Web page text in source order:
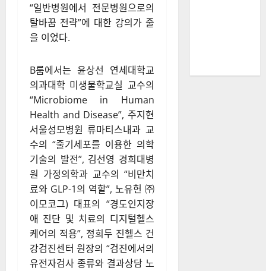
“일반병원에서 전문병원으로의
탈바꿈 전략”에 대한 강의가 줄
을 이었다.
B룸에서는 윤상선 연세대학교
의과대학 미생물학교실 교수의
“Microbiome in Human
Health and Disease”, 주지현
서울성모병원 류마티스내과 교
수의 “줄기세포를 이용한 의학
기술의 발전”, 김선영 경희대병
원 가정의학과 교수의 “비만치
료와 GLP-1의 역할”, 노유헌 ㈜
이모코그) 대표의 “경도인지장
애 진단 및 치료의 디지털헬스
케어의 적용”, 정희두 진헬스 건
강검진센터 원장의 “검진에서의
유전자검사 종류와 결과상담 노